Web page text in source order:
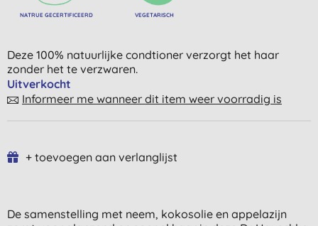
NATRUE GECERTIFICEERD VEGETARISCH
Deze 100% natuurlijke condtioner verzorgt het haar
zonder het te verzwaren.
Uitverkocht
Informeer me wanneer dit item weer voorradig is
+ toevoegen aan verlanglijst
De samenstelling met neem, kokosolie en appelazijn